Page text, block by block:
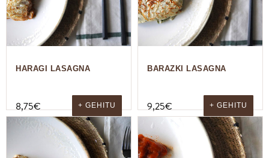
HARAGI LASAGNA
8,75€ + GEHITU
BARAZKI LASAGNA
9,25€ + GEHITU